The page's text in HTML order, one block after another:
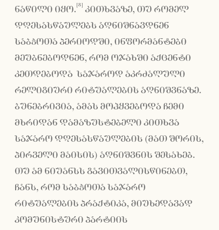
ნაწილი იყო.[8] კითხვაზე, თუ რომელ
დღესასწაულებს აღნიშნავდნენ
საბჭოთა პერიოდში, ინფორმანტები
მეუბნებოდნენ, რომ ოჯახში აქცენტი
კეთდებოდა საჯაროდ აკრძალული
რელიგიური რიტუალების აღნიშვნაზე.
ბუნებრივია, ამას მოჰყვებოდა ჩემი
მხრიდან დამაზუსტებელი კითხვა
საჯარო დღესასწაულების (მათ შორის,
პირველი მაისის) აღნიშვნის შესახებ.
თუ ამ ნიუანსს გავითვალისწინებთ,
ჩანს, რომ საბჭოთა საჯარო
რიტუალების პრაქტიკა, მიუხედავად
კომუნისტური პარტიის